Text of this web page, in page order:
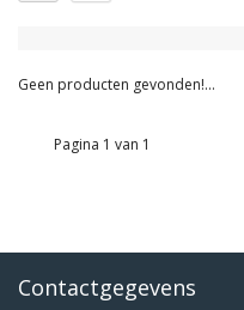
Geen producten gevonden!...
Pagina 1 van 1
Contactgegevens